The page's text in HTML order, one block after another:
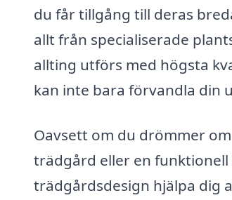
du får tillgång till deras
allt från specialiserade
allting utförs med högsta
kan inte bara förvandla din
Oavsett om du drömmer
trädgård eller en
trädgårdsdesign hjälpa dig